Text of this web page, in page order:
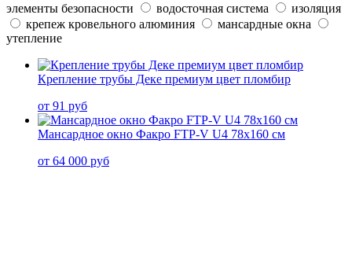
элементы безопасности
водосточная система
изоляция
крепеж кровельного алюминия
мансардные окна
утепление
Крепление трубы Деке премиум цвет пломбир
от 91 руб
Мансардное окно Факро FTP-V U4 78x160 cм
от 64 000 руб